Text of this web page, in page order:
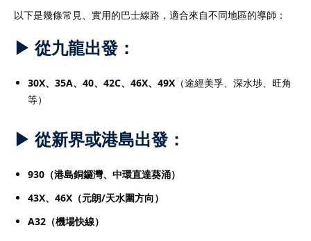
以下是幾條常見、實用的巴士線路，適合來自不同地區的導師：
▶ 從九龍出發：
30X、35A、40、42C、46X、49X （途經美孚、深水埗、旺角
等）
▶ 從新界或港島出發：
930（港島銅鑼灣、中環直達葵涌）
43X、46X（元朗/天水圍方向）
A32（機場快線）